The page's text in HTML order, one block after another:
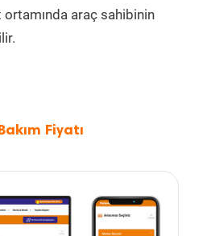
ortamında araç sahibinin
Fiyatı